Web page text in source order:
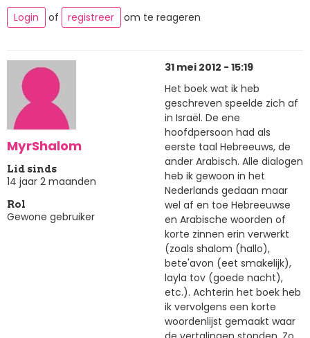
Login
of registreer om te reageren
MyrShalom
Lid sinds
14 jaar 2 maanden
Rol
Gewone gebruiker
31 mei 2012 - 15:19
Het boek wat ik heb
geschreven speelde zich af
in Israël. De ene
hoofdpersoon had als
eerste taal Hebreeuws, de
ander Arabisch. Alle dialogen
heb ik gewoon in het
Nederlands gedaan maar
wel af en toe Hebreeuwse
en Arabische woorden of
korte zinnen erin verwerkt
(zoals shalom (hallo),
bete'avon (eet smakelijk),
layla tov (goede nacht),
etc.). Achterin het boek heb
ik vervolgens een korte
woordenlijst gemaakt waar